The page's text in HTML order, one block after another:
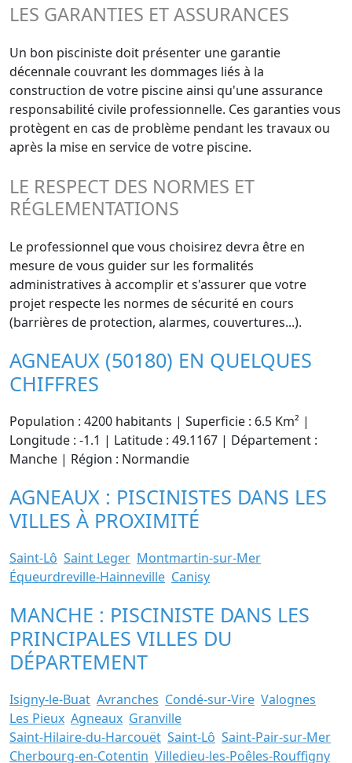
LES GARANTIES ET ASSURANCES
Un bon pisciniste doit présenter une garantie
décennale couvrant les dommages liés à la
construction de votre piscine ainsi qu'une assurance
responsabilité civile professionnelle. Ces garanties vous
protègent en cas de problème pendant les travaux ou
après la mise en service de votre piscine.
LE RESPECT DES NORMES ET
RÉGLEMENTATIONS
Le professionnel que vous choisirez devra être en
mesure de vous guider sur les formalités
administratives à accomplir et s'assurer que votre
projet respecte les normes de sécurité en cours
(barrières de protection, alarmes, couvertures...).
AGNEAUX (50180) EN QUELQUES
CHIFFRES
Population : 4200 habitants | Superficie : 6.5 Km² |
Longitude : -1.1 | Latitude : 49.1167 | Département :
Manche | Région : Normandie
AGNEAUX : PISCINISTES DANS LES
VILLES À PROXIMITÉ
Saint-Lô Saint Leger Montmartin-sur-Mer
Équeurdreville-Hainneville Canisy
MANCHE : PISCINISTE DANS LES
PRINCIPALES VILLES DU
DÉPARTEMENT
Isigny-le-Buat Avranches Condé-sur-Vire Valognes
Les Pieux Agneaux Granville
Saint-Hilaire-du-Harcouët Saint-Lô Saint-Pair-sur-Mer
Cherbourg-en-Cotentin Villedieu-les-Poêles-Rouffigny